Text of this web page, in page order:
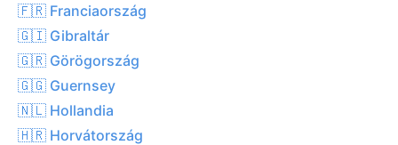
🇫🇷 Franciaország
🇬🇮 Gibraltár
🇬🇷 Görögország
🇬🇬 Guernsey
🇳🇱 Hollandia
🇭🇷 Horvátország